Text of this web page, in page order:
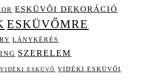
ESKÜVŐI DEKORÁCIÓ
ESKÜVŐMRE
LÁNYKÉRÉS
SZERELEM
VIDÉKI ESKÜVŐ
VIDÉKI ESKÜVŐI